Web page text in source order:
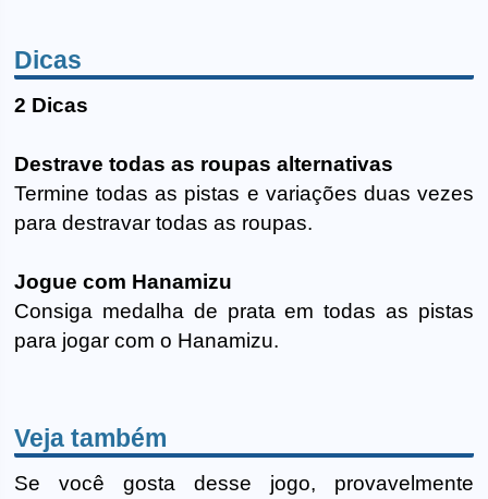
Dicas
2 Dicas
Destrave todas as roupas alternativas
Termine todas as pistas e variações duas vezes
para destravar todas as roupas.
Jogue com Hanamizu
Consiga medalha de prata em todas as pistas
para jogar com o Hanamizu.
Veja também
Se você gosta desse jogo, provavelmente